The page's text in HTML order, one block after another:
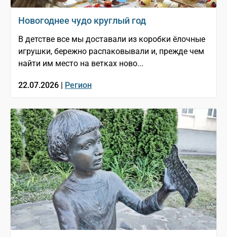
Новогоднее чудо круглый год
В детстве все мы доставали из коробки ёлочные
игрушки, бережно распаковывали и, прежде чем
найти им место на ветках ново...
22.07.2026 | Регион